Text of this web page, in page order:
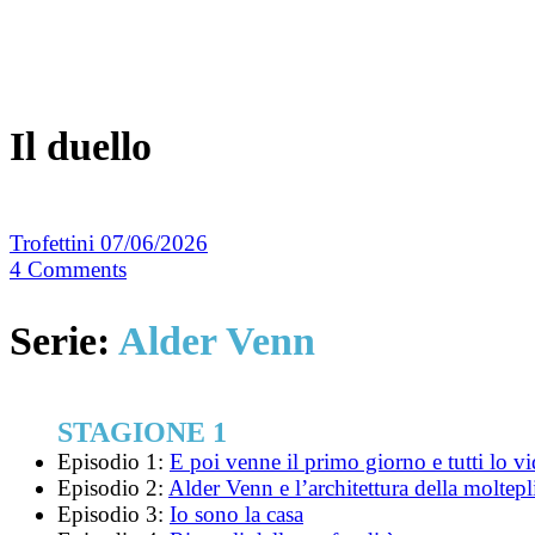
Il duello
Trofettini 07/06/2026
4 Comments
Serie: Alder Venn
STAGIONE 1
Episodio 1: E poi venne il primo giorno e tutti lo
Episodio 2: Alder Venn e l’architettura della
Episodio 3: Io sono la casa